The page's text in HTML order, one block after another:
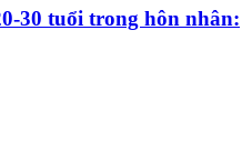
30 tuổi trong hôn nhân: